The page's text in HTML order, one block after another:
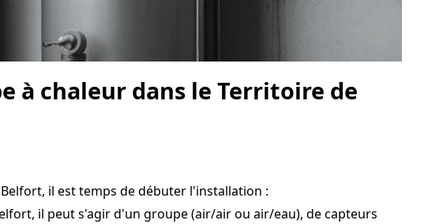
à chaleur dans le Territoire de
il est temps de débuter l'installation :
il peut s'agir d'un groupe (air/air ou air/eau), de capteurs